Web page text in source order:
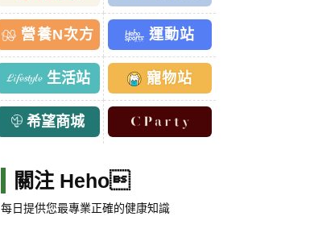
營養N次方 運動站
生活站 寵物站
希望商城
關注 Heho
每日提供您最專業正確的健康知識